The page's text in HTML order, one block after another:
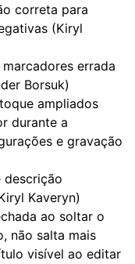
correta para
(Kiryl
errada
Borsuk)
ampliados
durante a
e gravação
descrição
Kaveryn)
ao soltar o
não salta mais
visível ao editar